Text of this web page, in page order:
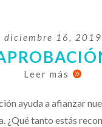
diciembre 16, 2019
Leer más 
ayuda a afianzar
¿Qué tanto estás